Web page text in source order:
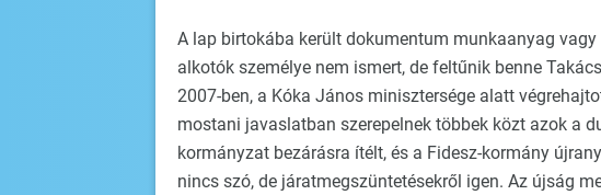
A lap birtokába került dokumentum munkaanyag vagy
alkotók személye nem ismert, de feltűnik benne
2007-ben, a Kóka János minisztersége alatt
mostani javaslatban szerepelnek többek közt azok a
kormányzat bezárásra ítélt, és a Fidesz-kormány
nincs szó, de járatmegszüntetésekről igen. Az újság